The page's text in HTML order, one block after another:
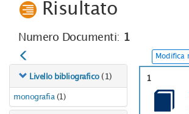
Risultato
Numero Documenti: 1
Modifica
Livello bibliografico (1)
monografia (1)
1